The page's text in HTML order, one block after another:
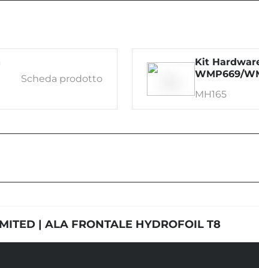
Scheda prodotto
Kit
WMP669/
MH165
| ALA FRONTALE HYDROFOIL T8